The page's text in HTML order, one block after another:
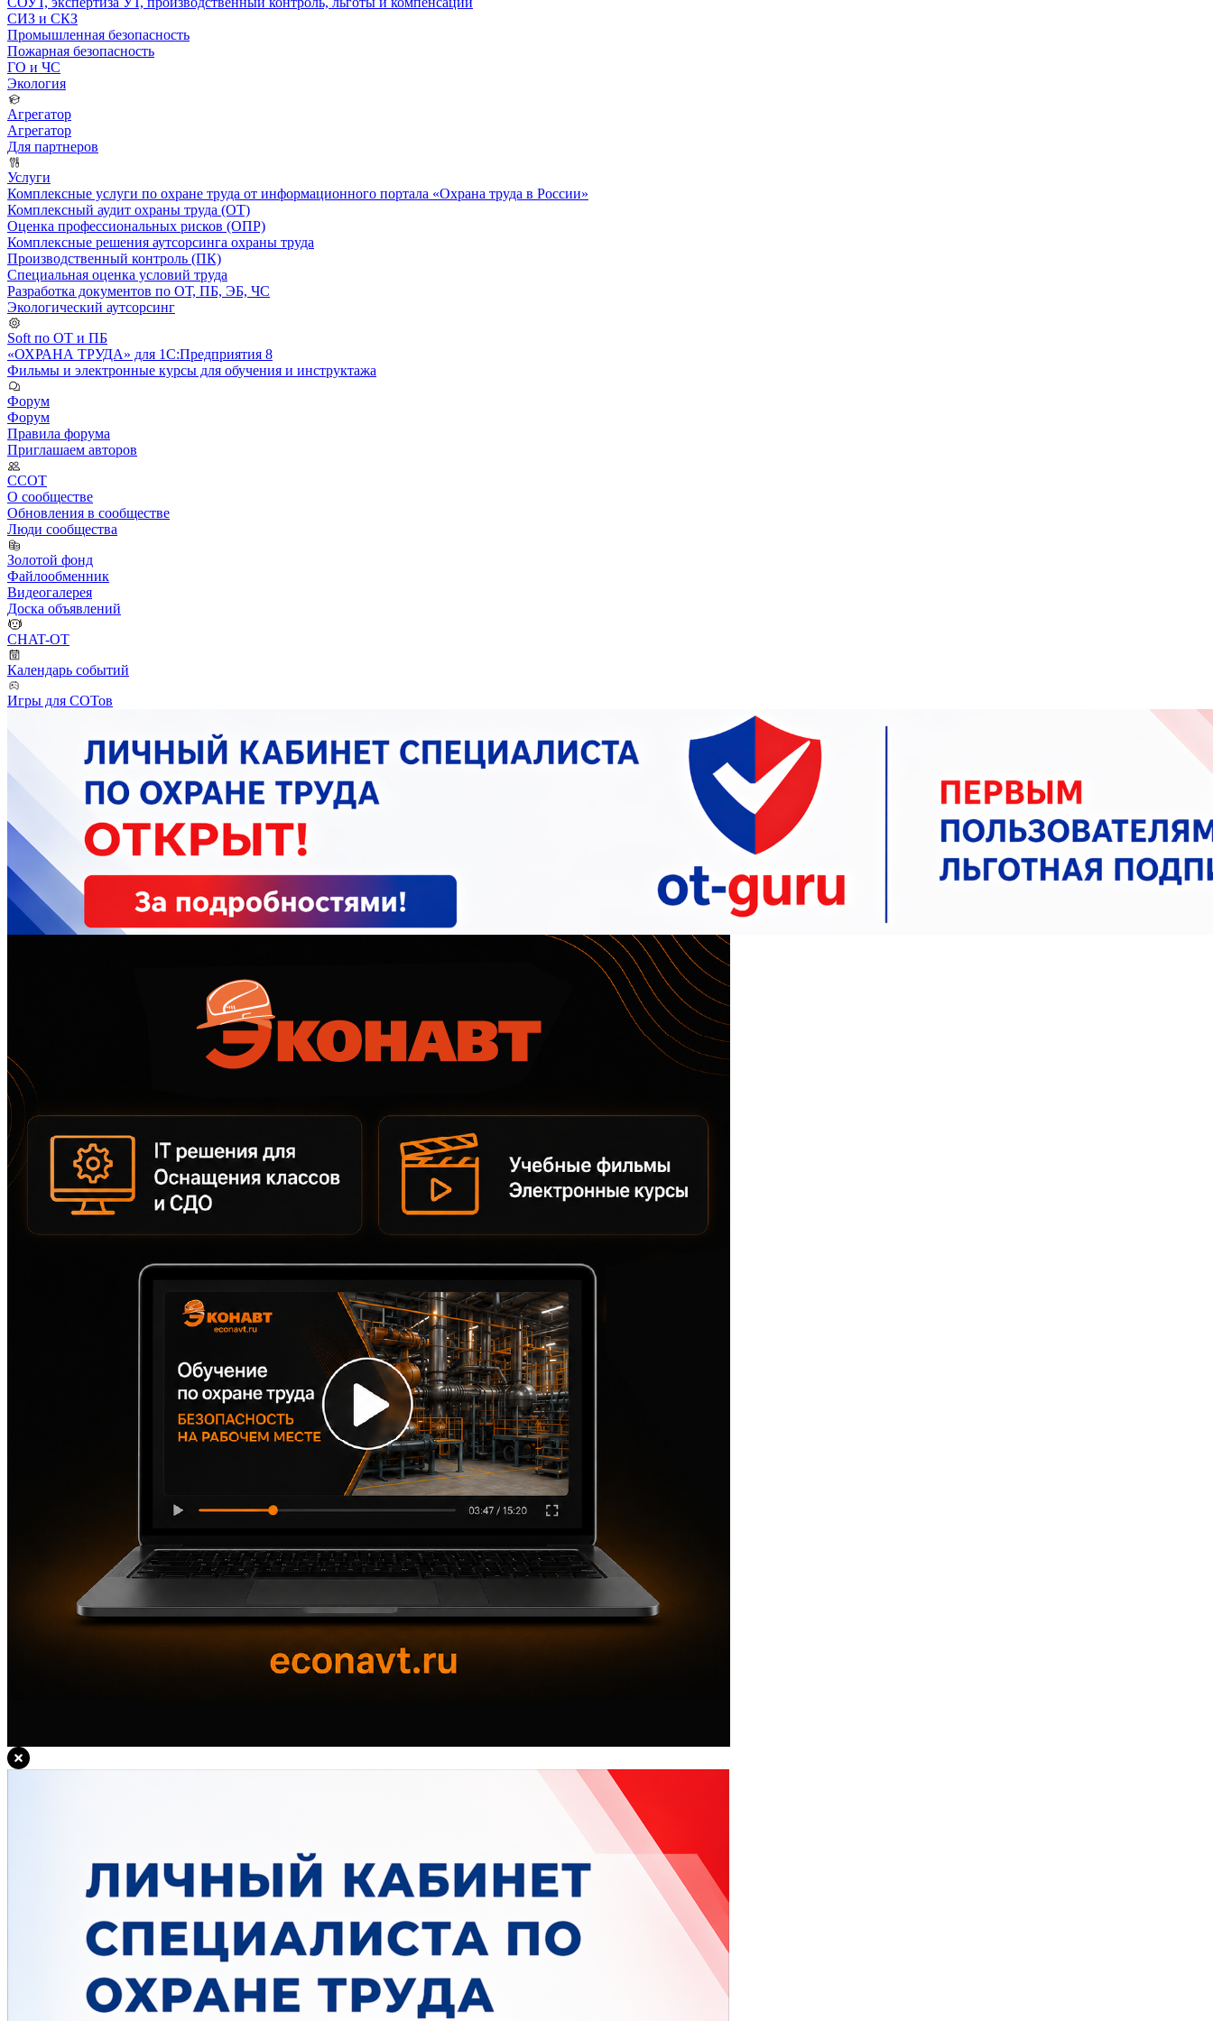
СИЗ и СКЗ
Промышленная безопасность
Пожарная безопасность
ГО и ЧС
Экология
Агрегатор
Агрегатор
Для партнеров
Услуги
Комплексные услуги по охране труда от информационного портала «Охрана труда в России»
Комплексный аудит охраны труда (ОТ)
Оценка профессиональных рисков (ОПР)
Комплексные решения аутсорсинга охраны труда
Производственный контроль (ПК)
Специальная оценка условий труда
Разработка документов по ОТ, ПБ, ЭБ, ЧС
Экологический аутсорсинг
Soft по ОТ и ПБ
«ОХРАНА ТРУДА» для 1С:Предприятия 8
Фильмы и электронные курсы для обучения и инструктажа
Форум
Форум
Правила форума
Приглашаем авторов
ССОТ
О сообществе
Обновления в сообществе
Люди сообщества
Золотой фонд
Файлообменник
Видеогалерея
Доска объявлений
CHAT-OT
Календарь событий
Игры для СОТов